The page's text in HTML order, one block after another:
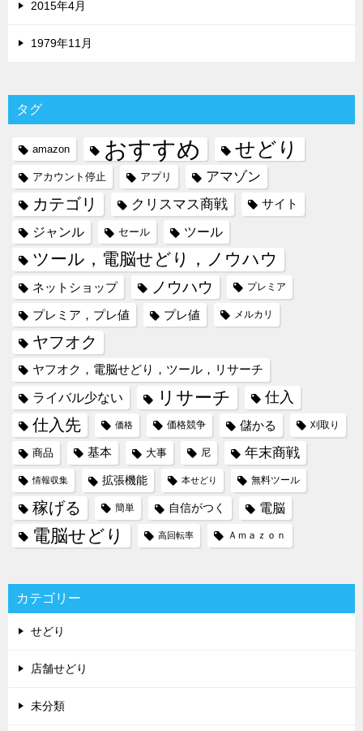
2015年4月
1979年11月
タグ
amazon おすすめ せどり
アカウント停止 アプリ アマゾン
カテゴリ クリスマス商戦 サイト
ジャンル セール ツール
ツール，電脳せどり，ノウハウ
ネットショップ ノウハウ プレミア
プレミア，プレ値 プレ値 メルカリ
ヤフオク
ヤフオク，電脳せどり，ツール，リサーチ
ライバル少ない リサーチ 仕入
仕入先 価格 価格競争 儲かる 刈取り
商品 基本 大事 尼 年末商戦
情報収集 拡張機能 本せどり 無料ツール
稼げる 簡単 自信がつく 電脳
電脳せどり 高回転率 Ａｍａｚｏｎ
カテゴリー
せどり
店舗せどり
未分類